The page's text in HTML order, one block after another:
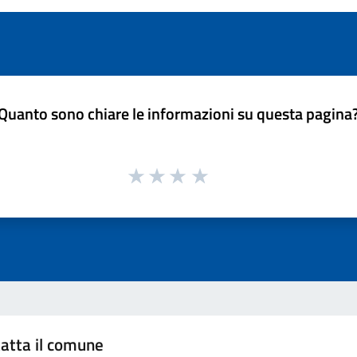
sono chiare le informazioni su questa
il comune